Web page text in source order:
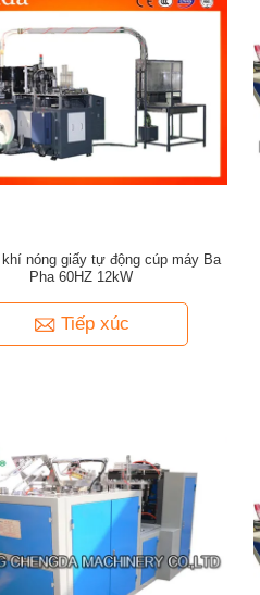
khí nóng giấy tự động cúp máy Ba
Pha 60HZ 12kW
Tiếp xúc